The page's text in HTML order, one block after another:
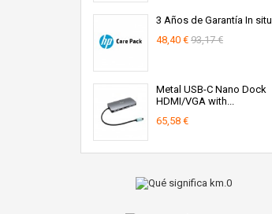
3 Años de Garantía In situ
48,40 € 93,17 €
Metal USB-C Nano Dock
HDMI/VGA with...
65,58 €